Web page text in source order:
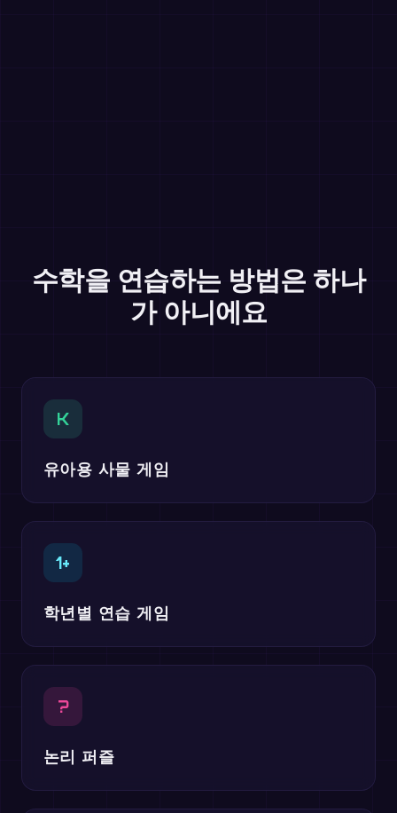
수학을 연습하는 방법은 하나
가 아니에요
K
유아용 사물 게임
1+
학년별 연습 게임
?
논리 퍼즐